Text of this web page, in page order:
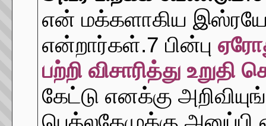
என் மக்களாகிய
என்றார்கள்.7 பின்பு
பற்றி விசாரித்து
கேட்டு எனக்கு